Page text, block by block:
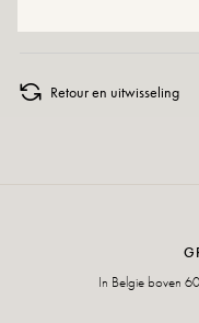
Retour en uitwisseling
In Belgie boven